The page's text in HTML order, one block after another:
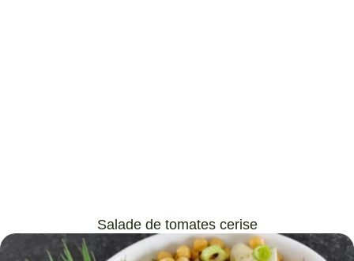
Salade de tomates cerise